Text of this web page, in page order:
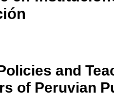
and
of Peruvian